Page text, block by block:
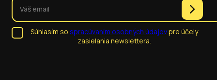
Súhlasím so spracúvaním osobných údajovpre účely
zasielania newslettera.